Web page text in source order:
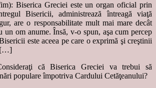
Biserica Greciei este un organ oficial prin
Bisericii, administrează întreagă viaţă
are o responsabilitate mult mai mare decât
un om anume. Însă, v-o spun, aşa cum percep
este aceea pe care o exprimă şi creştinii
[…]
că Biserica Greciei va trebui să
populare împotriva Cardului Cetăţeanului?